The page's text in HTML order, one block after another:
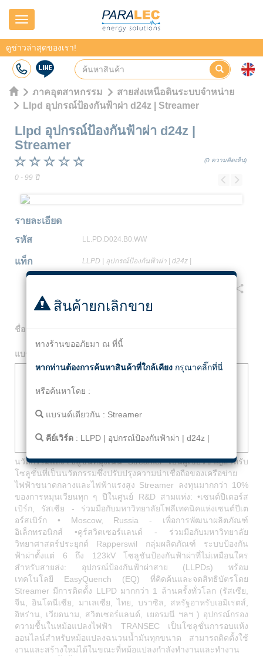
Navigation
ดูข่าวล่าสุดของเรา!
ภาคอุตสาหกรรม
สายส่งเหนือดินระบบจำหน่าย
Llpd อุปกรณ์ป้องกันฟ้าผ่า d24z | Streamer
Llpd อุปกรณ์ป้องกันฟ้าผ่า d24z |
Streamer
(0 ความคิดเห็น)
0 - 99 ปี Previous
รายละเอียด
รหัส
LL.PD.D024.B0.WW
แท็ก LLPD อุปกรณ์ป้องกันฟ้าผ่า| d24z|
ชื่อ:LLPD Line Lightning Protection Device d24z
แบรนด์
นวัตกรรมและโซลูชั่นที่มุ่งเน้น Streamer เป็นผู้เชี่ยวชาญสำหรับ
โซลูชั่นที่เป็นนวัตกรรมซึ่งปรับปรุงความน่าเชื่อถือของเครือข่าย
ไฟฟ้าขนาดกลางและไฟฟ้าแรงสูง Streamer ลงทุนมากกว่า 10%
ของการหมุนเวียนทุก ๆ ปีในศูนย์ R&D สามแห่ง: •เซนต์ปีเตอร์ส
เบิร์ก, รัสเซีย - ร่วมมือกับมหาวิทยาลัยโพลีเทคนิคแห่งเซนต์ปีเต
อร์สเบิร์ก • Moscow, Russia - เพื่อการพัฒนาผลิตภัณฑ์
อิเล็กทรอนิกส์ •คูร์สวิตเซอร์แลนด์ - ร่วมมือกับมหาวิทยาลัย
วิทยาศาสตร์ประยุกต์ Rapperswil กลุ่มผลิตภัณฑ์ ระบบป้องกัน
ฟ้าผ่าตั้งแต่ 6 ถึง 123kV โซลูชันป้องกันฟ้าผ่าที่ไม่เหมือนใคร
สำหรับสายส่ง: อุปกรณ์ป้องกันฟ้าผ่าสาย (LLPDs) พร้อม
เทคโนโลยี EasyQuench (EQ) ที่คิดค้นและจดสิทธิบัตรโดย
Streamer มีการติดตั้ง LLPD มากกว่า 1 ล้านครั้งทั่วโลก (รัสเซีย,
จีน, อินโดนีเซีย, มาเลเซีย, ไทย, บราซิล, สหรัฐอาหรับเอมิเรตส์,
อิหร่าน, เวียดนาม, สวิตเซอร์แลนด์, เยอรมนี ฯลฯ ) อุปกรณ์กรอง
ความชื้นในหม้อแปลงไฟฟ้า TRANSEC เป็นโซลูชั่นการอบแห้ง
ออนไลน์สำหรับหม้อแปลงฉนวนน้ำมันทุกขนาด สามารถติดตั้งใช้
งานและสร้างใหม่ได้ในขณะที่หม้อแปลงกำลังทำงานและทำงาน
สินค้ายกเลิกขาย
ทางร้านขออภัยมา ณ ที่นี้
หากท่านต้องการค้นหาสินค้าที่ใกล้เคียง กรุณาคลิ๊กที่นี่
หรือค้นหาโดย :
แบรนด์เดียวกัน : Streamer
คีย์เวิร์ด: LLPD| อุปกรณ์ป้องกันฟ้าผ่า | d24z |